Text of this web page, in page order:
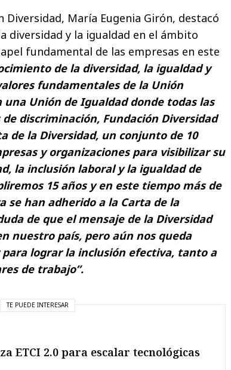
Diversidad, María Eugenia Girón, destacó
diversidad y la igualdad en el ámbito
fundamental de las empresas en este
de la diversidad, la igualdad y
fundamentales de la Unión
una Unión de Igualdad donde todas las
discriminación, Fundación Diversidad
de la Diversidad, un conjunto de 10
y organizaciones para visibilizar su
la inclusión laboral y la igualdad de
15 años y en este tiempo más de
se han adherido a la Carta de la
de que el mensaje de la Diversidad
nuestro país, pero aún nos queda
lograr la inclusión efectiva, tanto a
de trabajo”.
TE PUEDE INTERESAR
ETCI 2.0 para escalar tecnológicas